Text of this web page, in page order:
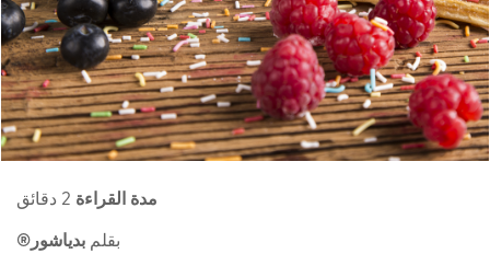
مدة القراءة
بقلم بدياشور®